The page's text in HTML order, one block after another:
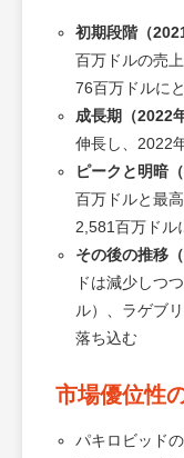
初期段階（
百万ドルの売
76百万ドルに
成長期（2022
伸長し、2022
ピークと明暗
百万ドルと最
2,581百万ドル
その後の推移
ドは減少しつ
ル）、ラゲブ
落ち込む
市場優位性
パキロビッド